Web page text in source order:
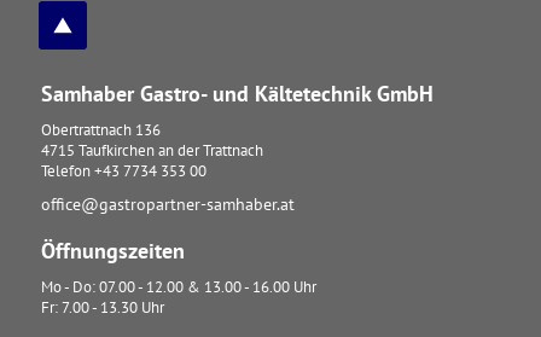
Samhaber Gastro- und Kältetechnik GmbH
Obertrattnach 136
4715 Taufkirchen an der Trattnach
Telefon +43 7734 353 00
office@gastropartner-samhaber.at
Öffnungszeiten
Mo - Do: 07.00 - 12.00 & 13.00 - 16.00 Uhr
Fr: 7.00 - 13.30 Uhr